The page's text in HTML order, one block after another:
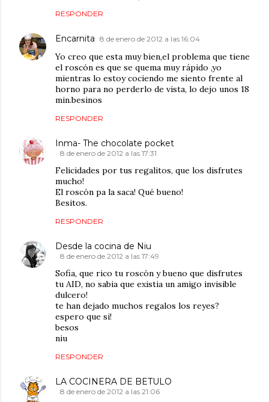
RESPONDER
Encarnita 8 de enero de 2012 a las 16:04
Yo creo que esta muy bien,el problema que tiene
el roscón es que se quema muy rápido ,yo
mientras lo estoy cociendo me siento frente al
horno para no perderlo de vista, lo dejo unos 18
min.besinos
RESPONDER
Inma- The chocolate pocket
8 de enero de 2012 a las 17:31
Felicidades por tus regalitos, que los disfrutes
mucho!
El roscón pa la saca! Qué bueno!
Besitos.
RESPONDER
Desde la cocina de Niu
8 de enero de 2012 a las 17:49
Sofia, que rico tu roscón y bueno que disfrutes
tu AID, no sabia que existia un amigo invisible
dulcero!
te han dejado muchos regalos los reyes?
espero que si!
besos
niu
RESPONDER
LA COCINERA DE BETULO
8 de enero de 2012 a las 21:06